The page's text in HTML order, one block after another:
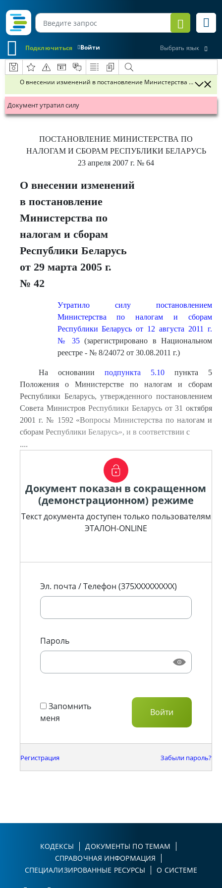
Войти
Подключиться Выбрать язык
О внесении изменений в постановление Министерства по
Документ утратил силу
ПОСТАНОВЛЕНИЕ МИНИСТЕРСТВА ПО
НАЛОГАМ И СБОРАМ РЕСПУБЛИКИ БЕЛАРУСЬ
23 апреля 2007 г. № 64
О внесении изменений
в постановление
Министерства по
налогам и сборам
Республики Беларусь
от 29 марта 2005 г.
№ 42
Утратило силу постановлением
Министерства по налогам и сборам
Республики Беларусь от 12 августа 2011 г.
№ 35 (зарегистрировано в Национальном
реестре - № 8/24072 от 30.08.2011 г.)
На основании подпункта 5.10пункта 5
Положения о Министерстве по налогам и сборам
Республики Беларусь, утвержденного постановлением
Совета Министров Республики Беларусь от 31 октября
2001 г. № 1592 «Вопросы Министерства по налогам и
сборам Республики Беларусь», и в соответствии с
....
Документ показан в сокращенном
(демонстрационном) режиме
Текст документа доступен только пользователям
ЭТАЛОН-ONLINE
Эл. почта / Телефон (375XXXXXXXXX)
Пароль
Запомнить
меня
Регистрация Забыли пароль?
КОДЕКСЫ
ДОКУМЕНТЫ ПО ТЕМАМ
СПРАВОЧНАЯ ИНФОРМАЦИЯ
СПЕЦИАЛИЗИРОВАННЫЕ РЕСУРСЫ
О СИСТЕМЕ